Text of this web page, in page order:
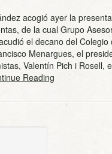
acogió ayer la
de la cual Grupo
el decano del Colegio
Menargues, el
Valentín Pich i Rosell,
Reading